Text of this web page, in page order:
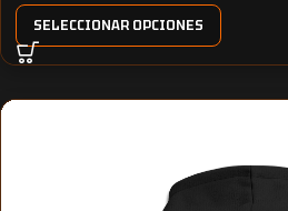
SELECCIONAR OPCIONES